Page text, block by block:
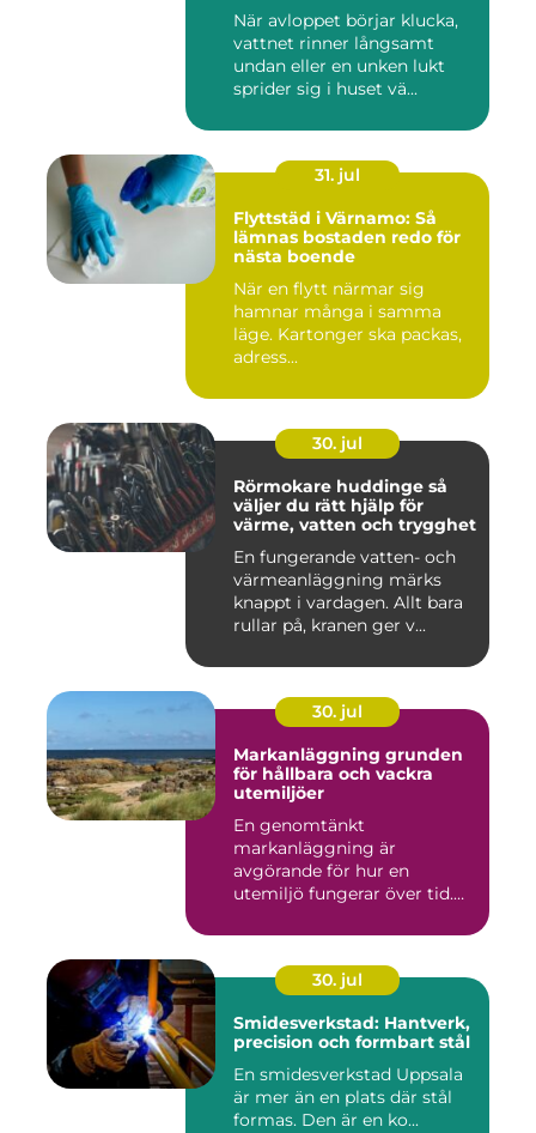
När avloppet börjar klucka,
vattnet rinner långsamt
undan eller en unken lukt
sprider sig i huset vä...
31. jul
Flyttstäd i Värnamo: Så
lämnas bostaden redo för
nästa boende
När en flytt närmar sig
hamnar många i samma
läge. Kartonger ska packas,
adress...
30. jul
Rörmokare huddinge så
väljer du rätt hjälp för
värme, vatten och trygghet
En fungerande vatten- och
värmeanläggning märks
knappt i vardagen. Allt bara
rullar på, kranen ger v...
30. jul
Markanläggning grunden
för hållbara och vackra
utemiljöer
En genomtänkt
markanläggning är
avgörande för hur en
utemiljö fungerar över tid.
30. jul
Smidesverkstad: Hantverk,
precision och formbart stål
En smidesverkstad Uppsala
är mer än en plats där stål
formas. Den är en ko...